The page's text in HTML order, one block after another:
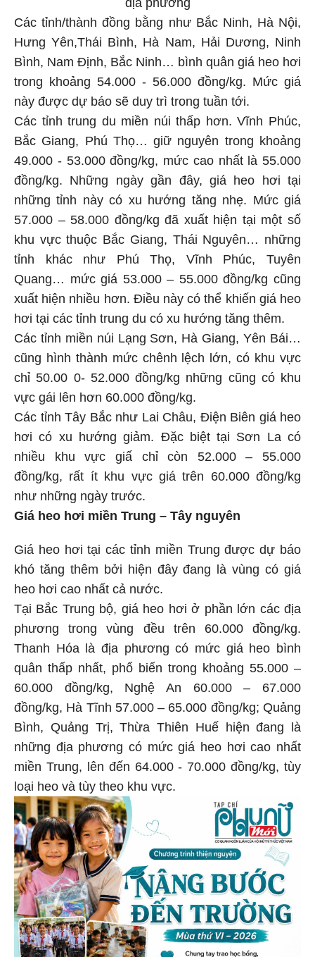
địa phương
Các tỉnh/thành đồng bằng như Bắc Ninh, Hà Nội,
Hưng Yên,Thái Bình, Hà Nam, Hải Dương, Ninh
Bình, Nam Định, Bắc Ninh… bình quân giá heo hơi
trong khoảng 54.000 - 56.000 đồng/kg. Mức giá
này được dự báo sẽ duy trì trong tuần tới.
Các tỉnh trung du miền núi thấp hơn. Vĩnh Phúc,
Bắc Giang, Phú Thọ… giữ nguyên trong khoảng
49.000 - 53.000 đồng/kg, mức cao nhất là 55.000
đồng/kg. Những ngày gần đây, giá heo hơi tại
những tỉnh này có xu hướng tăng nhẹ. Mức giá
57.000 – 58.000 đồng/kg đã xuất hiện tại một số
khu vực thuộc Bắc Giang, Thái Nguyên… những
tỉnh khác như Phú Thọ, Vĩnh Phúc, Tuyên
Quang… mức giá 53.000 – 55.000 đồng/kg cũng
xuất hiện nhiều hơn. Điều này có thể khiến giá heo
hơi tại các tỉnh trung du có xu hướng tăng thêm.
Các tỉnh miền núi Lạng Sơn, Hà Giang, Yên Bái…
cũng hình thành mức chênh lệch lớn, có khu vực
chỉ 50.00 0- 52.000 đồng/kg những cũng có khu
vực gái lên hơn 60.000 đồng/kg.
Các tỉnh Tây Bắc như Lai Châu, Điện Biên giá heo
hơi có xu hướng giảm. Đặc biệt tại Sơn La có
nhiều khu vực giấ chỉ còn 52.000 – 55.000
đồng/kg, rất ít khu vực giá trên 60.000 đồng/kg
như những ngày trước.
Giá heo hơi miền Trung – Tây nguyên
Giá heo hơi tại các tỉnh miền Trung được dự báo
khó tăng thêm bởi hiện đây đang là vùng có giá
heo hơi cao nhất cả nước.
Tại Bắc Trung bộ, giá heo hơi ở phần lớn các địa
phương trong vùng đều trên 60.000 đồng/kg.
Thanh Hóa là địa phương có mức giá heo bình
quân thấp nhất, phổ biến trong khoảng 55.000 –
60.000 đồng/kg, Nghệ An 60.000 – 67.000
đồng/kg, Hà Tĩnh 57.000 – 65.000 đồng/kg; Quảng
Bình, Quảng Trị, Thừa Thiên Huế hiện đang là
những địa phương có mức giá heo hơi cao nhất
miền Trung, lên đến 64.000 - 70.000 đồng/kg, tùy
loại heo và tùy theo khu vực.